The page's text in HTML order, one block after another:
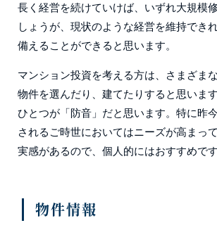
長く経営を続けていけば、いずれ大規模
しょうが、現状のような経営を維持でき
備えることができると思います。
マンション投資を考える方は、さまざま
物件を選んだり、建てたりすると思いま
ひとつが「防音」だと思います。特に昨
されるご時世においてはニーズが高まっ
実感があるので、個人的にはおすすめです
物件情報